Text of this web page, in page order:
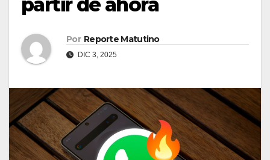
partir de ahora
Por Reporte Matutino
DIC 3, 2025